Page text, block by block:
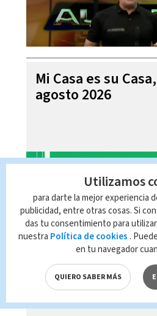
Mi Casa es su
agosto 2026
Telediario En
Brenes, 07 de
Utilizamos
para darte la mejor experiencia
publicidad, entre otras cosas. Si
das tu consentimiento para
nuestra Política de cookies .
en tu navegador
QUIERO SABER MÁS